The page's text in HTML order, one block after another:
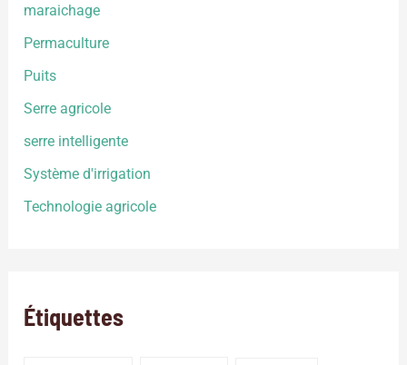
maraichage
Permaculture
Puits
Serre agricole
serre intelligente
Système d'irrigation
Technologie agricole
Étiquettes